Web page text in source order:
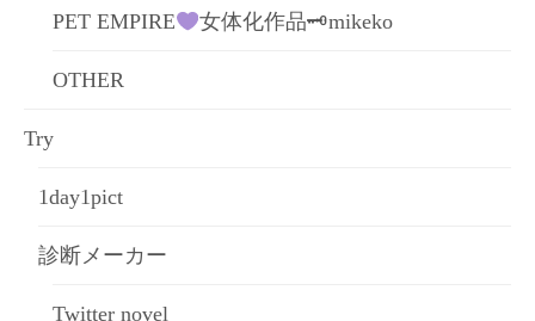
PET EMPIRE 女体化作品🗝mikeko
OTHER
Try
1day1pict
診断メーカー
Twitter novel